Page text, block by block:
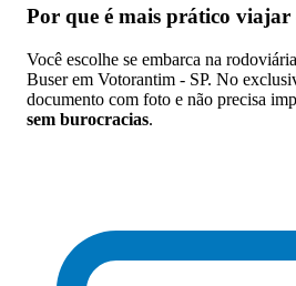
Por que é mais prático viajar
Você escolhe se embarca na
Buser em Votorantim - SP. No
documento com foto e não precisa
sem burocracias.